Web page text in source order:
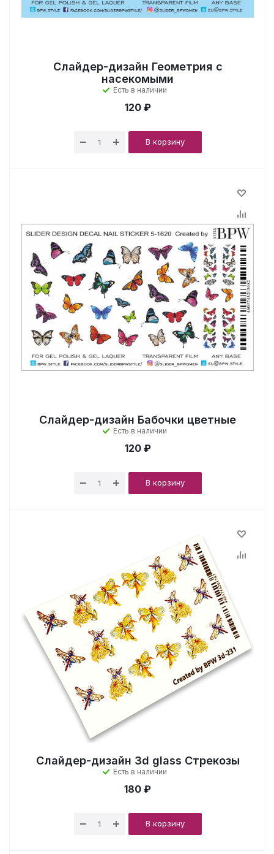
Слайдер-дизайн Геометрия с
насекомыми
Есть в наличии
120 ₽
В корзину
Слайдер-дизайн Бабочки цветные
Есть в наличии
120 ₽
В корзину
Слайдер-дизайн 3d glass Стрекозы
Есть в наличии
180 ₽
В корзину